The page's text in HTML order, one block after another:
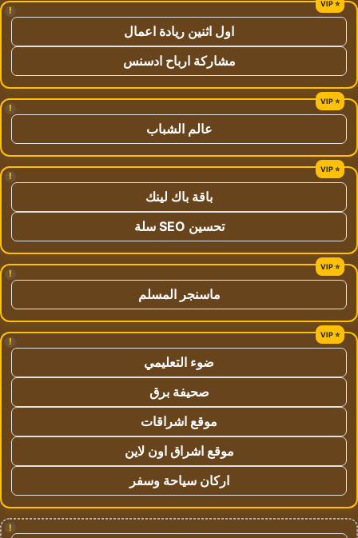
!
اول اثنين ريادة اعمال
مشاركة ارباح ادسنس
!
عالم الشباب
!
باقة باك لينك
تحسين SEO سلة
!
ماسنجر المسلم
!
ضوء التعليمي
صحيفة برق
موقع اشراقات
موقع اشراق اون لاين
اركان سياحة وسفر
!